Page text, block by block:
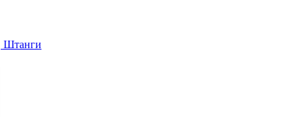
Штанги